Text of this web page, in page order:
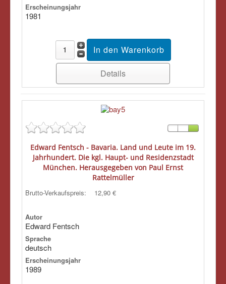
Erscheinungsjahr
1981
Details
Edward Fentsch - Bavaria. Land und Leute im 19.
Jahrhundert. Die kgl. Haupt- und Residenzstadt
München. Herausgegeben von Paul Ernst
Rattelmüller
Brutto-Verkaufspreis:
12,90 €
Autor
Edward Fentsch
Sprache
deutsch
Erscheinungsjahr
1989